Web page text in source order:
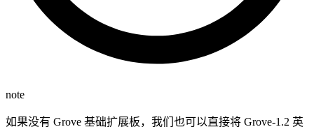
note
如果没有 Grove 基础扩展板，我们也可以直接将 Grove-1.2 英